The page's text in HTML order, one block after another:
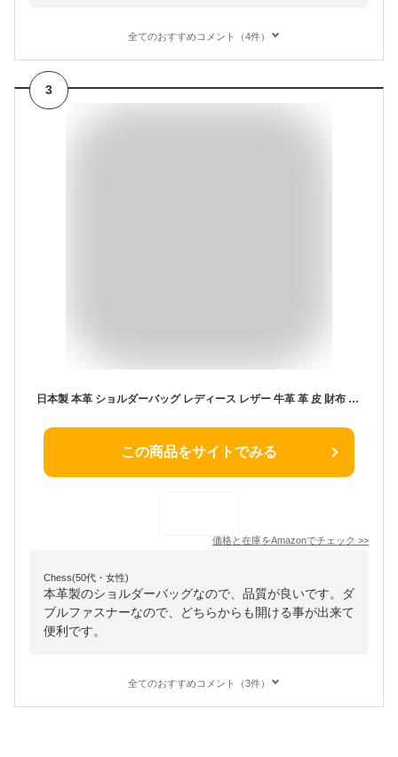
全てのおすすめコメント（4件）
3
日本製 本革 ショルダーバッグ レディース レザー 牛革 革 皮 財布 7645BK ダブルファスナー 便利収納 バッグ バック 人気 トレンド 使いやすい 機能的 おしゃれ 色 カラー きれい 可愛い 7645 (ブラック)
この商品をサイトでみる
価格と在庫をAmazonでチェック >>
Chess(50代・女性)
本革製のショルダーバッグなので、品質が良いです。ダ
ブルファスナーなので、どちらからも開ける事が出来て
便利です。
全てのおすすめコメント（3件）